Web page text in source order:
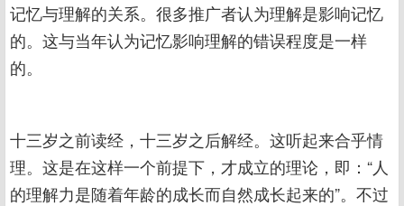
记忆与理解的关系。很多推广者认为理解是影响记忆
的。这与当年认为记忆影响理解的错误程度是一样
的。
十三岁之前读经，十三岁之后解经。这听起来合乎情
理。这是在这样一个前提下，才成立的理论，即：“人
的理解力是随着年龄的成长而自然成长起来的”。不过